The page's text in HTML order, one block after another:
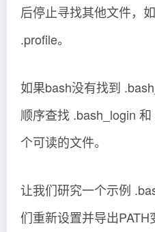
后停止寻找其他文件，
.profile。
如果bash没有找到
顺序查找 .bash_login
个可读的文件。
让我们研究一个示例
们重新设置并导出PATH